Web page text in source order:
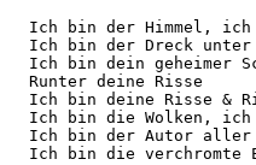
Ich bin der Himmel,
Ich bin der Dreck
Ich bin dein geheimer
  Runter deine Risse
Ich bin deine Risse &
Ich bin die Wolken, ich
Ich bin der Autor
Ich bin die verchromte